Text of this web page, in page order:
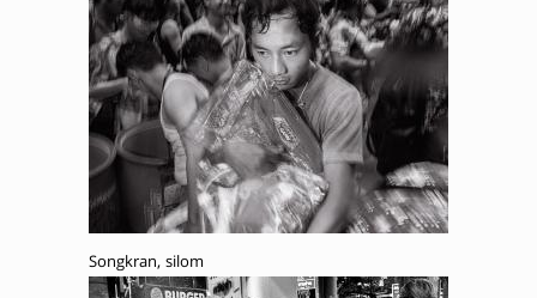
Songkran, silom